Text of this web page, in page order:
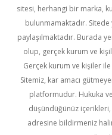
sitesi, herhangi bir marka,
bulunmamaktadır. Sitede
paylaşılmaktadır. Burada
olup, gerçek kurum ve
Gerçek kurum ve kişiler
Sitemiz, kar amacı
platformudur. Hukuka
düşündüğünüz içerikleri,
adresine bildirmeniz